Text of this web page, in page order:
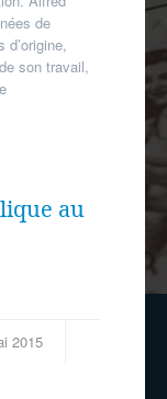
de
son travail,
au
2015